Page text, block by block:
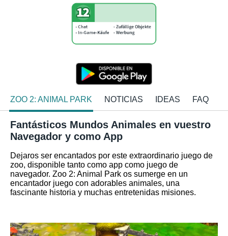
ZOO 2: ANIMAL PARK NOTICIAS IDEAS FAQ
Fantásticos Mundos Animales en vuestro
Navegador y como App
Dejaros ser encantados por este extraordinario juego de
zoo, disponible tanto como app como juego de
navegador. Zoo 2: Animal Park os sumerge en un
encantador juego con adorables animales, una
fascinante historia y muchas entretenidas misiones.